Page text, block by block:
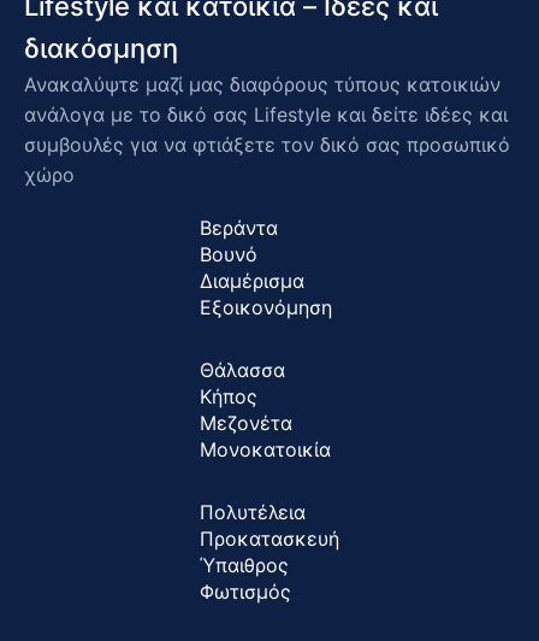
διακόσμηση
Ανακαλύψτε μαζί μας διαφόρους τύπους κατοικιών
ανάλογα με το δικό σας Lifestyle και δείτε ιδέες και
συμβουλές για να φτιάξετε τον δικό σας προσωπικό
χώρο
Βεράντα
Βουνό
Διαμέρισμα
Εξοικονόμηση
Θάλασσα
Κήπος
Μεζονέτα
Μονοκατοικία
Πολυτέλεια
Προκατασκευή
Ύπαιθρος
Φωτισμός